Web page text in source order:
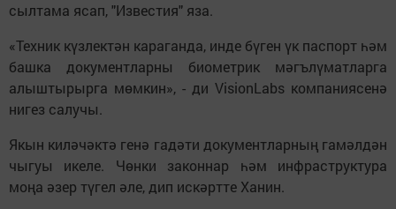
сылтама ясап, "Известия" яза.
«Техник күзлектән караганда, инде бүген үк паспорт һәм
башка документларны биометрик мәгълүматларга
алыштырырга мөмкин», - ди VisionLabs компаниясенә
нигез салучы.
Якын киләчәктә генә гадәти документларның гамәлдән
чыгуы икеле. Чөнки законнар һәм инфраструктура
моңа әзер түгел әле, дип искәртте Ханин.